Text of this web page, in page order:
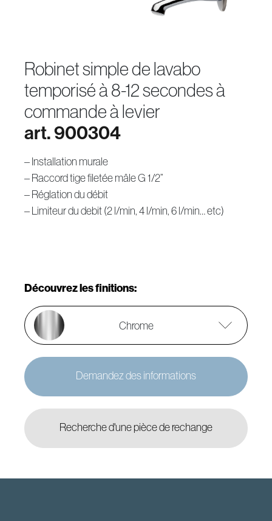
robinet simple de lavabo
temporisé à 8-12 secondes à
commande à levier
art. 900304
– Installation murale
– Raccord tige filetée mâle G 1/2”
– Réglation du débit
– Limiteur du debit (2 l/min, 4 l/min, 6 l/min… etc)
Découvrez les finitions:
Chrome
Demandez des informations
Recherche d'une pièce de rechange